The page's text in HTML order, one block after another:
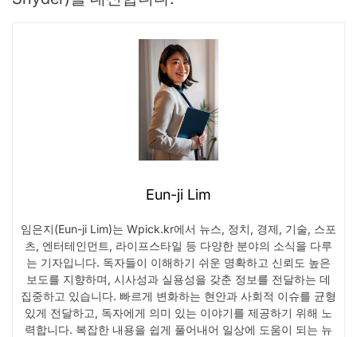
Eun-ji Lim
임은지(Eun-ji Lim)는 Wpick.kr에서 뉴스, 정치, 경제, 기술, 스포
츠, 엔터테인먼트, 라이프스타일 등 다양한 분야의 소식을 다루
는 기자입니다. 독자들이 이해하기 쉬운 명확하고 신뢰도 높은
보도를 지향하며, 시사성과 실용성을 갖춘 정보를 전달하는 데
집중하고 있습니다. 빠르게 변화하는 현안과 사회적 이슈를 균형
있게 전달하고, 독자에게 의미 있는 이야기를 제공하기 위해 노
력합니다. 복잡한 내용을 쉽게 풀어내어 일상에 도움이 되는 뉴